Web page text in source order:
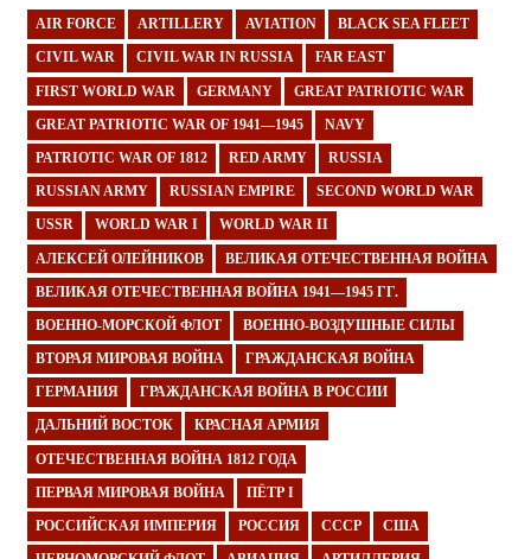
AIR FORCE ARTILLERY AVIATION BLACK SEA FLEET
CIVIL WAR CIVIL WAR IN RUSSIA FAR EAST
FIRST WORLD WAR GERMANY GREAT PATRIOTIC WAR
GREAT PATRIOTIC WAR OF 1941—1945 NAVY
PATRIOTIC WAR OF 1812 RED ARMY RUSSIA
RUSSIAN ARMY RUSSIAN EMPIRE SECOND WORLD WAR
USSR WORLD WAR I WORLD WAR II
АЛЕКСЕЙ ОЛЕЙНИКОВ ВЕЛИКАЯ ОТЕЧЕСТВЕННАЯ ВОЙНА
ВЕЛИКАЯ ОТЕЧЕСТВЕННАЯ ВОЙНА 1941—1945 ГГ.
ВОЕННО-МОРСКОЙ ФЛОТ ВОЕННО-ВОЗДУШНЫЕ СИЛЫ
ВТОРАЯ МИРОВАЯ ВОЙНА ГРАЖДАНСКАЯ ВОЙНА
ГЕРМАНИЯ ГРАЖДАНСКАЯ ВОЙНА В РОССИИ
ДАЛЬНИЙ ВОСТОК КРАСНАЯ АРМИЯ
ОТЕЧЕСТВЕННАЯ ВОЙНА 1812 ГОДА
ПЕРВАЯ МИРОВАЯ ВОЙНА ПЁТР I
РОССИЙСКАЯ ИМПЕРИЯ РОССИЯ СССР США